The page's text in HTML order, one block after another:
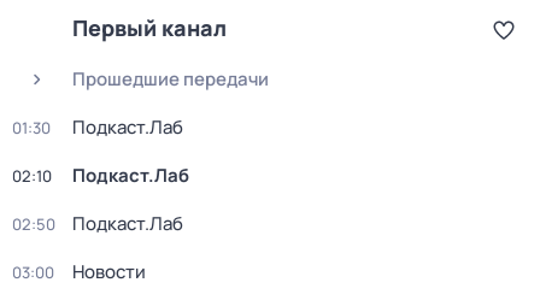
Первый канал
Прошедшие передачи
01:30 Подкаст.Лаб
02:10 Подкаст.Лаб
02:50 Подкаст.Лаб
03:00 Новости